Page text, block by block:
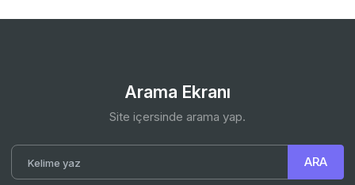
Arama Ekranı
Site içersinde arama yap.